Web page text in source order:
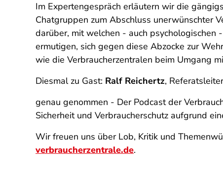
Im Expertengespräch erläutern wir die
Chatgruppen zum Abschluss unerwünschter
darüber, mit welchen - auch psychologischen
ermutigen, sich gegen diese Abzocke zur
wie die Verbraucherzentralen beim Umgang
Diesmal zu Gast: Ralf Reichertz,
genau genommen - Der Podcast der
Sicherheit und Verbraucherschutz aufgrund
Wir freuen uns über Lob, Kritik und
verbraucherzentrale.de.